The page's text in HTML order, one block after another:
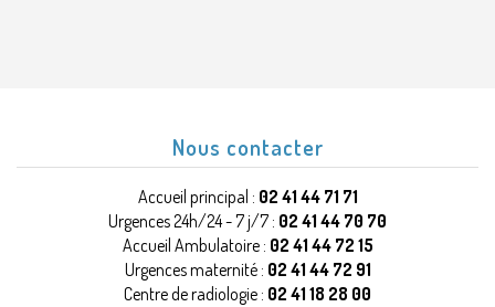
Nous contacter
Accueil principal : 02 41 44 71 71
Urgences 24h/24 - 7 j/7 : 02 41 44 70 70
Accueil Ambulatoire : 02 41 44 72 15
Urgences maternité : 02 41 44 72 91
Centre de radiologie : 02 41 18 28 00